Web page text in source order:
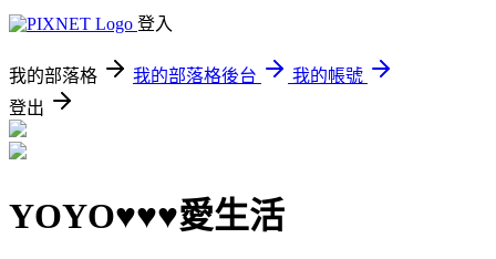
登入
我的部落格 我的部落格後台
我的帳號
登出
YOYO♥♥♥愛生活